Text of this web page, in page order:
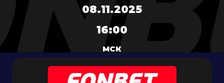
08.11.2025
16:00
МСК